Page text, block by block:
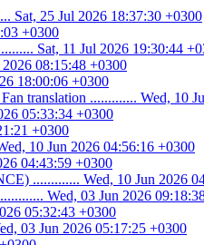
Sat, 25 Jul 2026 18:37:30 +0300
+0300
Sat, 11 Jul 2026 19:30:44
08:15:48 +0300
18:00:06 +0300
translation ............. Wed, 10
05:33:34 +0300
+0300
10 Jun 2026 04:56:16 +0300
04:43:59 +0300
............. Wed, 10 Jun 2026
Wed, 03 Jun 2026
05:32:43 +0300
03 Jun 2026 05:17:25 +0300